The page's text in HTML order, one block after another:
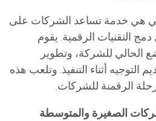
هي خدمة تساعد الشركات على
التقنيات الرقمية. يقوم
الحالي للشركة، وتطوير
التوجيه أثناء التنفيذ. وتلعب هذه
الرقمنة للشركات.
الصغيرة والمتوسطة